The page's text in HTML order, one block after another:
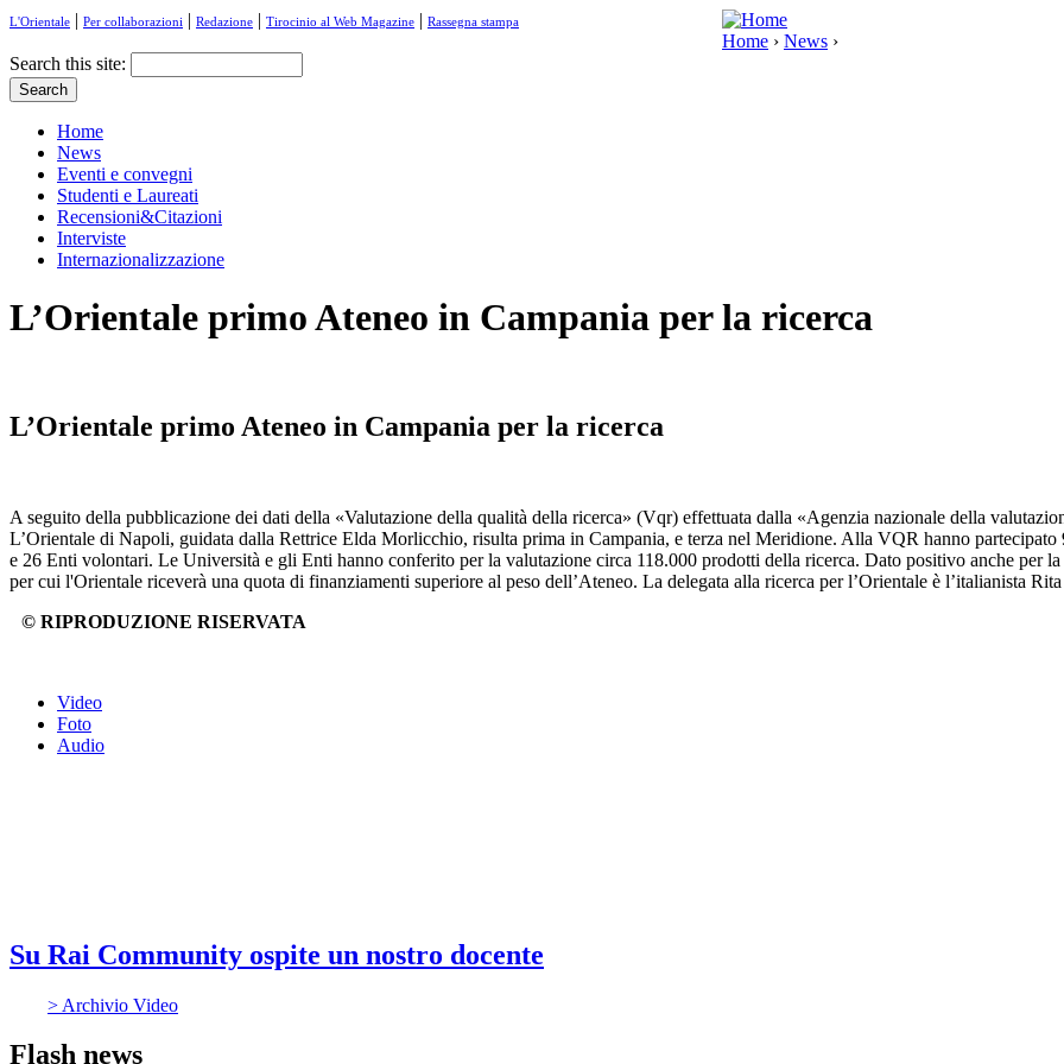
L'Orientale | Per collaborazioni | Redazione | Tirocinio al Web Magazine | Rassegna stampa
Home › News ›
Search this site:
Home
News
Eventi e convegni
Studenti e Laureati
Recensioni&Citazioni
Interviste
Internazionalizzazione
L’Orientale primo Ateneo in Campania per la ricerca
L’Orientale primo Ateneo in Campania per la ricerca
A seguito della pubblicazione dei dati della «Valutazione della qualità della ricerca» (Vqr) effettuata dalla «Agenzia nazionale della
L’Orientale di Napoli, guidata dalla Rettrice Elda Morlicchio, risulta prima in Campania, e terza nel Meridione. Alla VQR hanno
e 26 Enti volontari. Le Università e gli Enti hanno conferito per la valutazione circa 118.000 prodotti della ricerca. Dato positivo anche per
per cui l'Orientale riceverà una quota di finanziamenti superiore al peso dell’Ateneo. La delegata alla ricerca per l’Orientale è l’italianista
© RIPRODUZIONE RISERVATA
Video
Foto
Audio
Su Rai Community ospite un nostro docente
> Archivio Video
Flash news